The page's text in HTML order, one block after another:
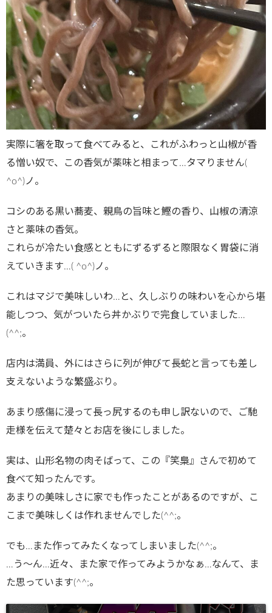
実際に箸を取って食べてみると、これがふわっと山椒が香
る憎い奴で、この香気が薬味と相まって…タマりません(
^o^)ノ。
コシのある黒い蕎麦、親鳥の旨味と鰹の香り、山椒の清涼
さと薬味の香気。
これらが冷たい食感とともにずるずると際限なく胃袋に消
えていきます…( ^o^)ノ。
これはマジで美味しいわ…と、久しぶりの味わいを心から堪
能しつつ、気がついたら丼かぶりで完食していました…
(^^;。
店内は満員、外にはさらに列が伸びて長蛇と言っても差し
支えないような繁盛ぶり。
あまり感傷に浸って長っ尻するのも申し訳ないので、ご馳
走様を伝えて楚々とお店を後にしました。
実は、山形名物の肉そばって、この『笑梟』さんで初めて
食べて知ったんです。
あまりの美味しさに家でも作ったことがあるのですが、こ
こまで美味しくは作れませんでした(^^;。
でも…また作ってみたくなってしまいました(^^;。
…う～ん…近々、また家で作ってみようかなぁ…なんて、ま
た思っています(^^;。